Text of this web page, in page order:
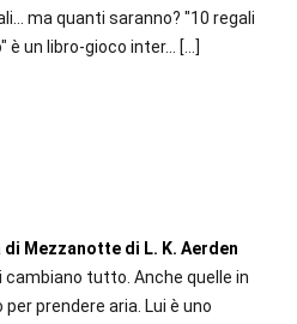
ma quanti saranno? "10 regali
è un libro-gioco inter...
[…]
di Mezzanotte di L. K. Aerden
tutto. Anche quelle in
prendere aria. Lui è uno